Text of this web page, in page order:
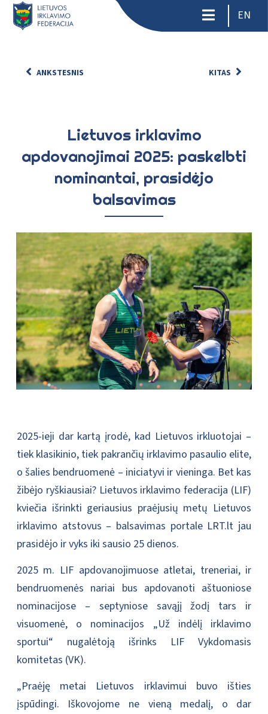
EN
ANKSTESNIS KITAS
Lietuvos irklavimo
apdovanojimai 2025: paskelbti
nominantai, prasidėjo
balsavimas
2025-ieji dar kartą įrodė, kad Lietuvos irkluotojai –
tiek klasikinio, tiek pakrančių irklavimo pasaulio elite,
o šalies bendruomenė – iniciatyvi ir vieninga. Bet kas
žibėjo ryškiausiai? Lietuvos irklavimo federacija (LIF)
kviečia išrinkti geriausius praėjusių metų Lietuvos
irklavimo atstovus – balsavimas portale LRT.lt jau
prasidėjo ir vyks iki sausio 25 dienos.
2025 m. LIF apdovanojimuose atletai, treneriai, ir
bendruomenės nariai bus apdovanoti aštuoniose
nominacijose – septyniose savąjį žodį tars ir
visuomenė, o nominacijos „Už indėlį irklavimo
sportui“ nugalėtoją išrinks LIF Vykdomasis
komitetas (VK).
„Praėję metai Lietuvos irklavimui buvo išties
įspūdingi. Iškovojome ne vieną medalį, o dar